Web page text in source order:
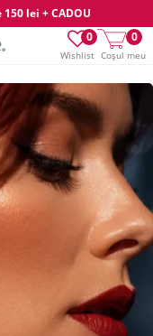
lei + CADOU
Wishlist
0
Coșul meu
0